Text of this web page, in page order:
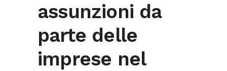
assunzioni da
parte delle
imprese nel